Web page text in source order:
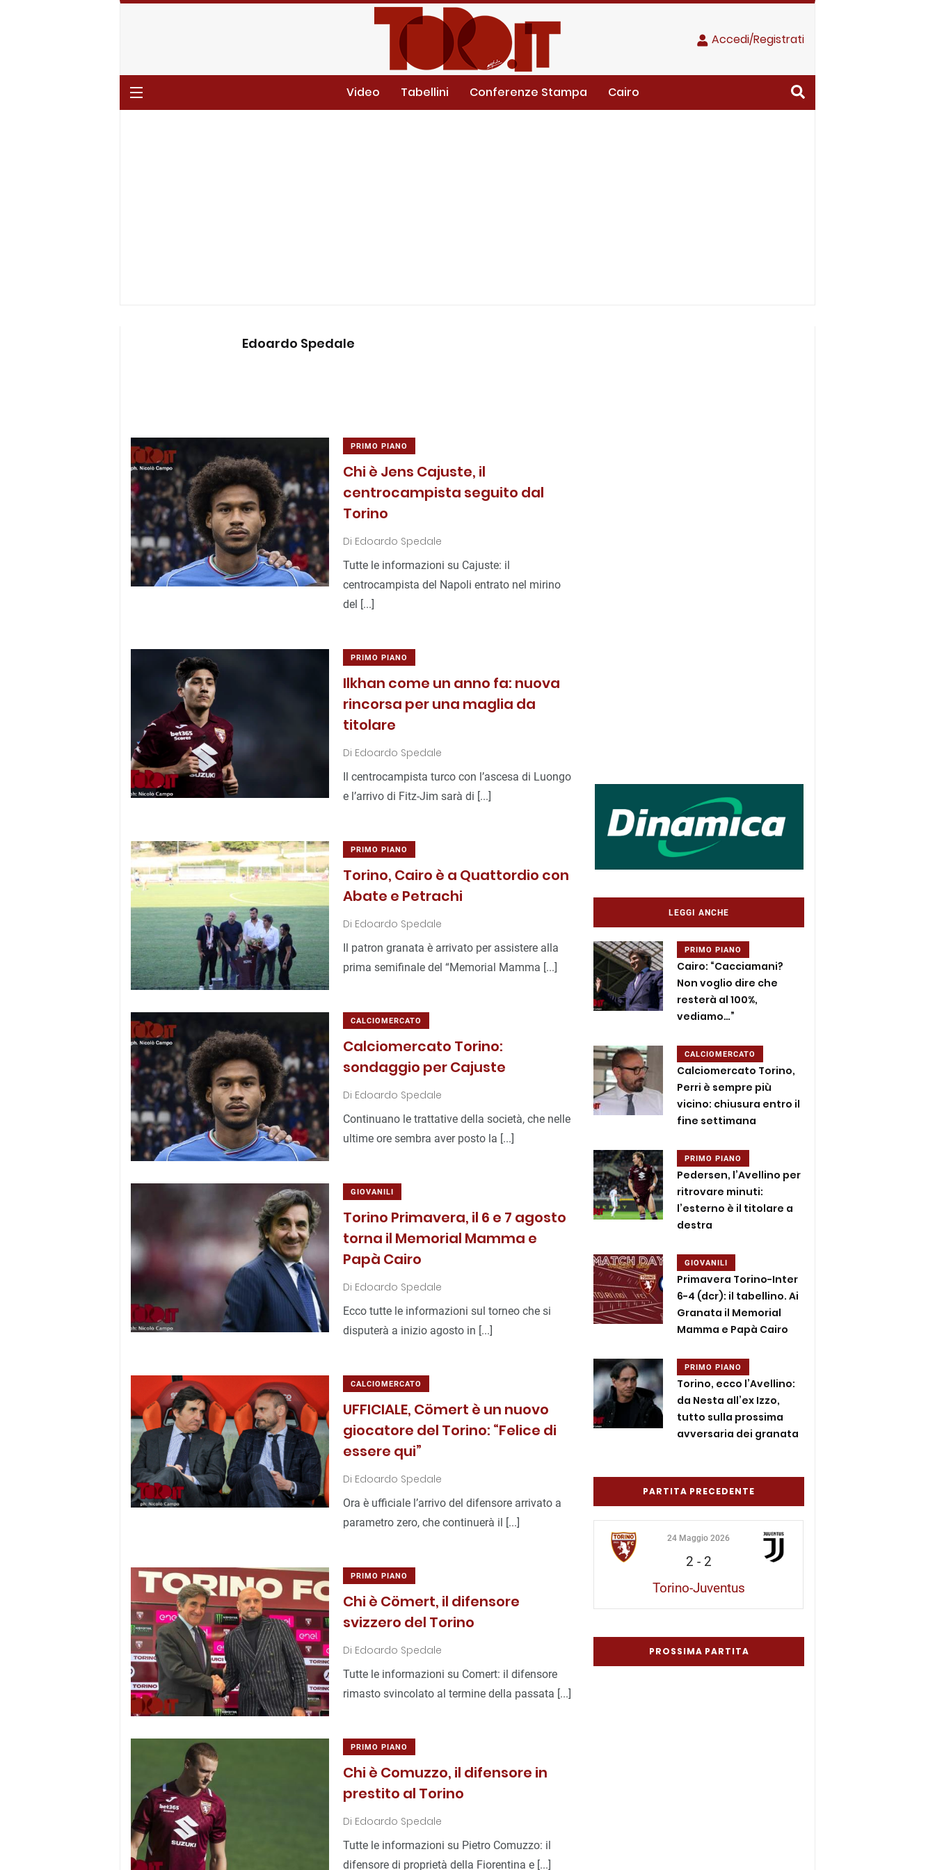
Accedi/Registrati
Video Tabellini Conferenze Stampa Cairo
Edoardo Spedale
PRIMO PIANO
Chi è Jens Cajuste, il
centrocampista seguito dal
Torino
Di Edoardo Spedale
Tutte le informazioni su Cajuste: il
centrocampista del Napoli entrato nel mirino
del [...]
PRIMO PIANO
Ilkhan come un anno fa: nuova
rincorsa per una maglia da
titolare
Di Edoardo Spedale
Il centrocampista turco con l’ascesa di Luongo
e l’arrivo di Fitz-Jim sarà di [...]
PRIMO PIANO
Torino, Cairo è a Quattordio con
Abate e Petrachi
Di Edoardo Spedale
Il patron granata è arrivato per assistere alla
prima semifinale del “Memorial Mamma [...]
CALCIOMERCATO
Calciomercato Torino:
sondaggio per Cajuste
Di Edoardo Spedale
Continuano le trattative della società, che nelle
ultime ore sembra aver posto la [...]
GIOVANILI
Torino Primavera, il 6 e 7 agosto
torna il Memorial Mamma e
Papà Cairo
Di Edoardo Spedale
Ecco tutte le informazioni sul torneo che si
disputerà a inizio agosto in [...]
CALCIOMERCATO
UFFICIALE, Cömert è un nuovo
giocatore del Torino: “Felice di
essere qui”
Di Edoardo Spedale
Ora è ufficiale l’arrivo del difensore arrivato a
parametro zero, che continuerà il [...]
PRIMO PIANO
Chi è Cömert, il difensore
svizzero del Torino
Di Edoardo Spedale
Tutte le informazioni su Comert: il difensore
rimasto svincolato al termine della passata [...]
PRIMO PIANO
Chi è Comuzzo, il difensore in
prestito al Torino
Di Edoardo Spedale
Tutte le informazioni su Pietro Comuzzo: il
difensore di proprietà della Fiorentina e [...]
LEGGI ANCHE
PRIMO PIANO
Cairo: “Cacciamani?
Non voglio dire che
resterà al 100%,
vediamo…”
CALCIOMERCATO
Calciomercato Torino,
Perri è sempre più
vicino: chiusura entro il
fine settimana
PRIMO PIANO
Pedersen, l’Avellino per
ritrovare minuti:
l’esterno è il titolare a
destra
GIOVANILI
Primavera Torino-Inter
6-4 (dcr): il tabellino. Ai
Granata il Memorial
Mamma e Papà Cairo
PRIMO PIANO
Torino, ecco l’Avellino:
da Nesta all’ex Izzo,
tutto sulla prossima
avversaria dei granata
PARTITA PRECEDENTE
24 Maggio 2026
2 - 2
Torino-Juventus
PROSSIMA PARTITA